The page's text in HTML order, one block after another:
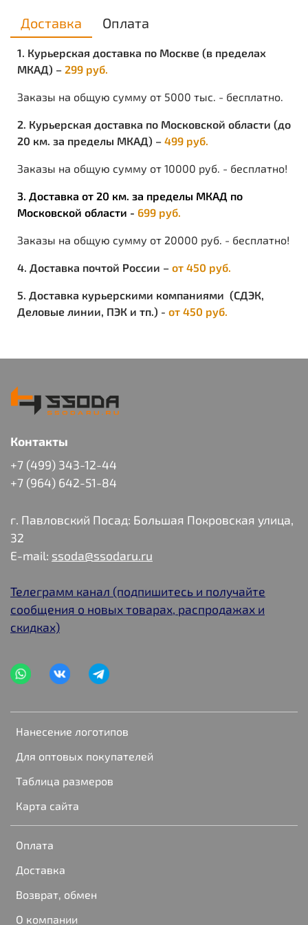
Наушники диэлектрические, конструкция позволяет
одновременное ношение щитков защитных лицевых.
Чашки изготовлены из прочного AБС-пластика,
устойчивого к воздействию повышенной
температуры и УФ-излучения. Звукопоглощающие
полиуретана обеспечивают хорошее поглощение
Увеличенный объем пространства между
звукопоглощающим вкладышем и ушной раковиной
температуры в нем. Хорошо заметны в сумерках и в
освещенности, часто возникающих при дорожных,
строительных и других работах. Мягкие широкие
чашек к голове, не вызывая дискомфорта и
Масса не более 198 г.
Доставка Оплата
1. Курьерская доставка по Москве (в пределах
МКАД) – 299 руб.
Заказы на общую сумму от 5000 тыс. - бесплатно.
2. Курьерская доставка по Московской области (до
20 км. за пределы МКАД) – 499 руб.
Заказы на общую сумму от 10000 руб. - бесплатно!
3. Доставка от 20 км. за пределы МКАД по
Московской области - 699 руб.
Заказы на общую сумму от 20000 руб. - бесплатно!
4. Доставка почтой России – от 450 руб.
5. Доставка курьерскими компаниями (СДЭК,
Деловые линии, ПЭК и тп.) - от 450 руб.
Нанесение логотипов
Для оптовых покупателей
Таблица размеров
Карта сайта
Оплата
Доставка
Возврат, обмен
О компании
Контакты
+7 (499) 343-12-44
+7 (964) 642-51-84
г. Павловский Посад: Большая Покровская улица,
32
E-mail: ssoda@ssodaru.ru
Телеграмм канал (подпишитесь и получайте
сообщения о новых товарах, распродажах и
скидках)